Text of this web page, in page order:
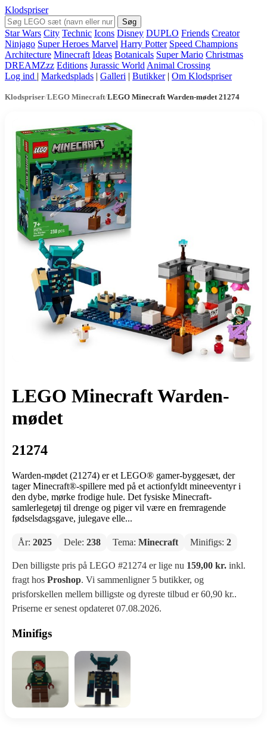
Klodspriser
Søg
Star Wars City Technic Icons Disney DUPLO Friends Creator
Ninjago Super Heroes Marvel Harry Potter Speed Champions
Architecture Minecraft Ideas Botanicals Super Mario Christmas
DREAMZzz Editions Jurassic World Animal Crossing
Log ind | Markedsplads | Galleri | Butikker | Om Klodspriser
Klodspriser/LEGO Minecraft/LEGO Minecraft Warden-mødet 21274
LEGO Minecraft Warden-
mødet
21274
Warden-mødet (21274) er et LEGO® gamer-byggesæt, der
tager Minecraft®-spillere med på et actionfyldt mineeventyr i
den dybe, mørke frodige hule. Det fysiske Minecraft-
samlerlegetøj til drenge og piger vil være en fremragende
fødselsdagsgave, julegave elle...
År: 2025 Dele: 238 Tema: Minecraft Minifigs: 2
Den billigste pris på LEGO #21274 er lige nu 159,00 kr. inkl.
fragt hos Proshop. Vi sammenligner 5 butikker, og
prisforskellen mellem billigste og dyreste tilbud er 60,90 kr..
Priserne er senest opdateret 07.08.2026.
Minifigs